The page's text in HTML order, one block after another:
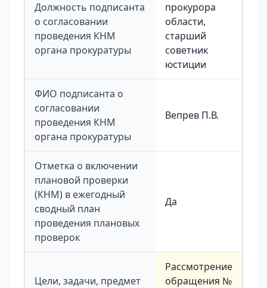
Должность подписанта
о согласовании
проведения КНМ
органа прокуратуры
прокурора
области,
старший
советник
юстиции
ФИО подписанта о
согласовании
проведения КНМ
органа прокуратуры
Вепрев П.В.
Отметка о включении
плановой проверки
(КНМ) в ежегодный
сводный план
проведения плановых
проверок
Да
Цели, задачи, предмет
Рассмотрение
обращения №